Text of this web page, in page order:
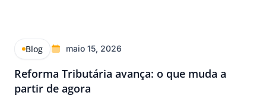
Blog maio 15, 2026
Reforma Tributária avança: o que muda a
partir de agora